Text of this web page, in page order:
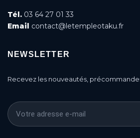
Tél. 03 64 27 01 33
Email contact@letempleotaku.fr
NEWSLETTER
Recevez les nouveautés,